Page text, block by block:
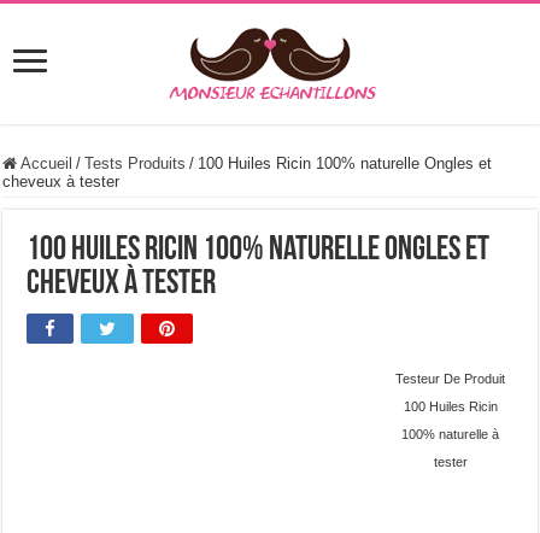
Accueil / Tests Produits / 100 Huiles Ricin 100% naturelle Ongles et
cheveux à tester
100 Huiles Ricin 100% naturelle Ongles et
cheveux à tester
Testeur De Produit
100 Huiles Ricin
100% naturelle à
tester